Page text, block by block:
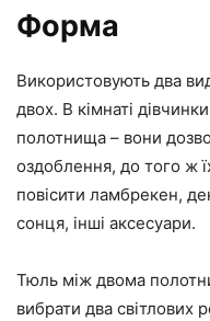
Форма
Використовують два
двох. В кімнаті
полотнища – вони
оздоблення, до того ж
повісити ламбрекен,
сонця, інші аксесуари.
Тюль між двома
вибрати два